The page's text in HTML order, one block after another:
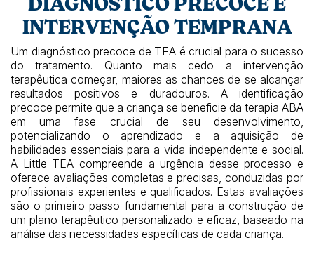
INTERVENÇÃO TEMPRANA
Um diagnóstico precoce de TEA é crucial para o sucesso
do tratamento. Quanto mais cedo a intervenção
terapêutica começar, maiores as chances de se alcançar
resultados positivos e duradouros. A identificação
precoce permite que a criança se beneficie da terapia ABA
em uma fase crucial de seu desenvolvimento,
potencializando o aprendizado e a aquisição de
habilidades essenciais para a vida independente e social.
A Little TEA compreende a urgência desse processo e
oferece avaliações completas e precisas, conduzidas por
profissionais experientes e qualificados. Estas avaliações
são o primeiro passo fundamental para a construção de
um plano terapêutico personalizado e eficaz, baseado na
análise das necessidades específicas de cada criança.